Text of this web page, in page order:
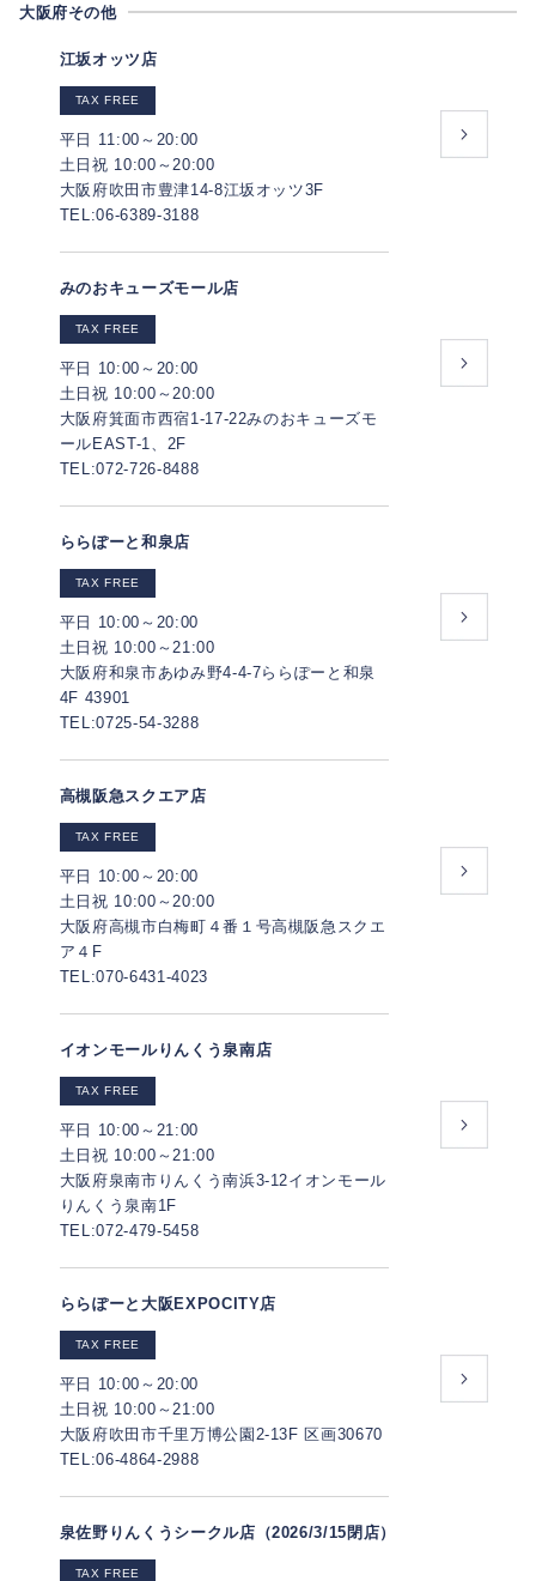
大阪府その他
江坂オッツ店
TAX FREE
平日 11:00～20:00
土日祝 10:00～20:00
大阪府吹田市豊津14-8江坂オッツ3F
TEL:06-6389-3188
みのおキューズモール店
TAX FREE
平日 10:00～20:00
土日祝 10:00～20:00
大阪府箕面市西宿1-17-22みのおキューズモ
ールEAST-1、2F
TEL:072-726-8488
ららぽーと和泉店
TAX FREE
平日 10:00～20:00
土日祝 10:00～21:00
大阪府和泉市あゆみ野4-4-7ららぽーと和泉
4F 43901
TEL:0725-54-3288
高槻阪急スクエア店
TAX FREE
平日 10:00～20:00
土日祝 10:00～20:00
大阪府高槻市白梅町４番１号高槻阪急スクエ
ア４F
TEL:070-6431-4023
イオンモールりんくう泉南店
TAX FREE
平日 10:00～21:00
土日祝 10:00～21:00
大阪府泉南市りんくう南浜3-12イオンモール
りんくう泉南1F
TEL:072-479-5458
ららぽーと大阪EXPOCITY店
TAX FREE
平日 10:00～20:00
土日祝 10:00～21:00
大阪府吹田市千里万博公園2-13F 区画30670
TEL:06-4864-2988
泉佐野りんくうシークル店（2026/3/15閉店）
TAX FREE